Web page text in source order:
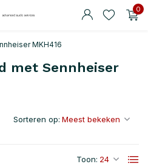
0
MKH416
met Sennheiser
Toon:
Sorteren op: